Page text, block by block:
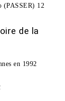
(PASSER) 12
de la
en 1992